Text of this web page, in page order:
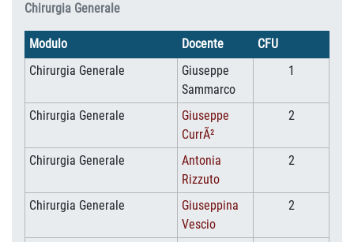
Chirurgia Generale
Modulo Docente
CFU
Chirurgia Generale
Giuseppe
Sammarco
1
Chirurgia Generale
Giuseppe
CurrÃ²
2
Chirurgia Generale
Antonia
Rizzuto
2
Chirurgia Generale
Giuseppina
Vescio
2